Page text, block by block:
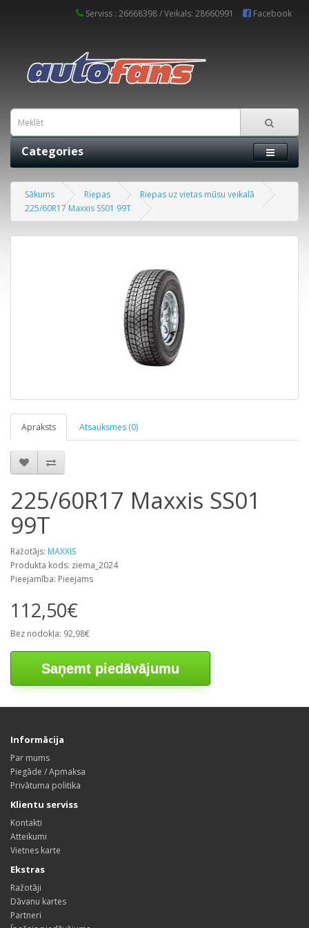
Serviss : 26668398 / Veikals: 28660991 Facebook
Categories
Sākums Riepas
Riepas uz vietas mūsu veikalā
225/60R17 Maxxis SS01 99T
Apraksts Atsauksmes (0)
225/60R17 Maxxis SS01
99T
Ražotājs: MAXXIS
Produkta kods: ziema_2024
Pieejamība: Pieejams
112,50€
Bez nodokļa: 92,98€
Saņemt piedāvājumu
Informācija
Par mums
Piegāde / Apmaksa
Privātuma politika
Klientu serviss
Kontakti
Atteikumi
Vietnes karte
Ekstras
Ražotāji
Dāvanu kartes
Partneri